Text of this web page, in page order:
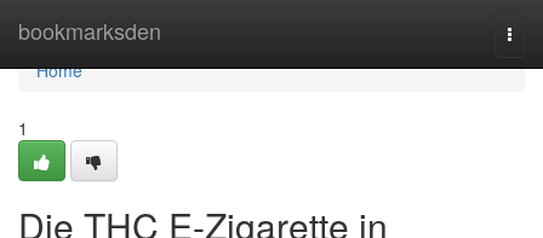
bookmarksden
Home
Home
1
Die THC E-Zigarette in